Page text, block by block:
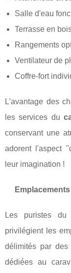
Salle d'eau
Terrasse en
Rangements
Ventilateur de
Coffre-fort
L'avantage des
les services du
conservant une
adorent l'aspect
leur imagination !
Les puristes
privilégient les
délimités par des
dédiées au